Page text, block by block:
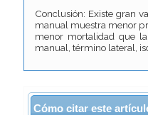
Conclusión: Existe gran
manual muestra menor
menor mortalidad que
manual, término lateral,
Cómo citar este